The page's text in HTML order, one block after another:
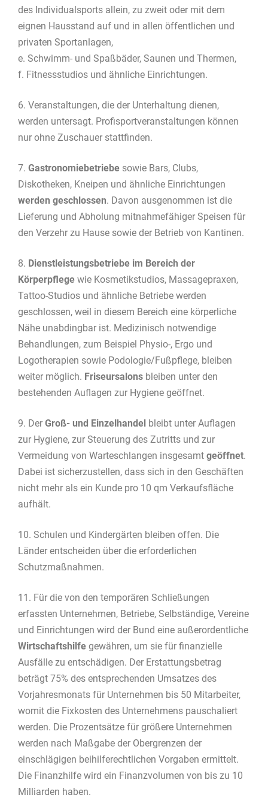
des Individualsports allein, zu zweit oder mit dem
eignen Hausstand auf und in allen öffentlichen und
privaten Sportanlagen,
e. Schwimm- und Spaßbäder, Saunen und Thermen,
f. Fitnessstudios und ähnliche Einrichtungen.
6. Veranstaltungen, die der Unterhaltung dienen,
werden untersagt. Profisportveranstaltungen können
nur ohne Zuschauer stattfinden.
7. Gastronomiebetriebe sowie Bars, Clubs,
Diskotheken, Kneipen und ähnliche Einrichtungen
werden geschlossen. Davon ausgenommen ist die
Lieferung und Abholung mitnahmefähiger Speisen für
den Verzehr zu Hause sowie der Betrieb von Kantinen.
8. Dienstleistungsbetriebe im Bereich der
Körperpflege wie Kosmetikstudios, Massagepraxen,
Tattoo-Studios und ähnliche Betriebe werden
geschlossen, weil in diesem Bereich eine körperliche
Nähe unabdingbar ist. Medizinisch notwendige
Behandlungen, zum Beispiel Physio-, Ergo und
Logotherapien sowie Podologie/Fußpflege, bleiben
weiter möglich. Friseursalons bleiben unter den
bestehenden Auflagen zur Hygiene geöffnet.
9. Der Groß- und Einzelhandel bleibt unter Auflagen
zur Hygiene, zur Steuerung des Zutritts und zur
Vermeidung von Warteschlangen insgesamt geöffnet.
Dabei ist sicherzustellen, dass sich in den Geschäften
nicht mehr als ein Kunde pro 10 qm Verkaufsfläche
aufhält.
10. Schulen und Kindergärten bleiben offen. Die
Länder entscheiden über die erforderlichen
Schutzmaßnahmen.
11. Für die von den temporären Schließungen
erfassten Unternehmen, Betriebe, Selbständige, Vereine
und Einrichtungen wird der Bund eine außerordentliche
Wirtschaftshilfe gewähren, um sie für finanzielle
Ausfälle zu entschädigen. Der Erstattungsbetrag
beträgt 75% des entsprechenden Umsatzes des
Vorjahresmonats für Unternehmen bis 50 Mitarbeiter,
womit die Fixkosten des Unternehmens pauschaliert
werden. Die Prozentsätze für größere Unternehmen
werden nach Maßgabe der Obergrenzen der
einschlägigen beihilferechtlichen Vorgaben ermittelt.
Die Finanzhilfe wird ein Finanzvolumen von bis zu 10
Milliarden haben.